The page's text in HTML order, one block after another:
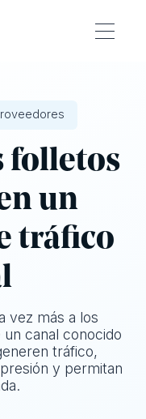
folletos
un
tráfico
vez más a los
canal conocido
tráfico,
y permitan